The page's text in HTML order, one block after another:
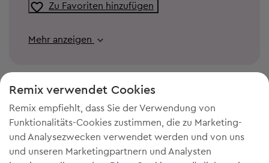
Zu Favoriten hinzufügen
Mehr anzeigen
Remix verwendet Cookies
Remix empfiehlt, dass Sie der Verwendung von
Funktionalitäts-Cookies zustimmen, die zu Marketing-
und Analysezwecken verwendet werden und von uns
und unseren Marketingpartnern und Analysten